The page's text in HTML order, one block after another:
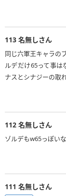
113 名無しさん
同じ六軍王キャラの
ルデだけ65って事
ナスとシナジーの取
112 名無しさん
ゾルデもw65っぽい
111 名無しさん